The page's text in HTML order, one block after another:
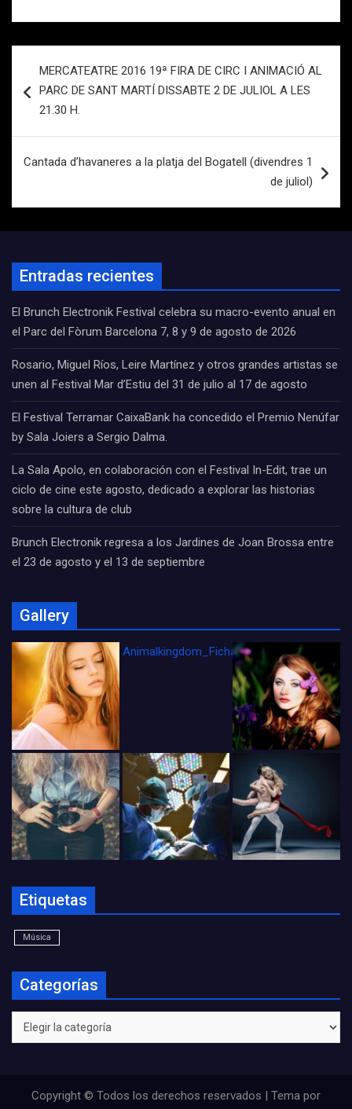
de
entradas
MERCATEATRE 2016 19ª FIRA DE CIRC I ANIMACIÓ AL
PARC DE SANT MARTÍ DISSABTE 2 DE JULIOL A LES
21.30 H.
Cantada d’havaneres a la platja del Bogatell (divendres 1
de juliol)
Entradas recientes
El Brunch Electronik Festival celebra su macro-evento anual en
el Parc del Fòrum Barcelona 7, 8 y 9 de agosto de 2026
Rosario, Miguel Ríos, Leire Martínez y otros grandes artistas se
unen al Festival Mar d’Estiu del 31 de julio al 17 de agosto
El Festival Terramar CaixaBank ha concedido el Premio Nenúfar
by Sala Joiers a Sergio Dalma.
La Sala Apolo, en colaboración con el Festival In-Edit, trae un
ciclo de cine este agosto, dedicado a explorar las historias
sobre la cultura de club
Brunch Electronik regresa a los Jardines de Joan Brossa entre
el 23 de agosto y el 13 de septiembre
Gallery
Animalkingdom_FichaCine
Etiquetas
Música
Categorías
Categorías
Copyright © Todos los derechos reservados | Tema por